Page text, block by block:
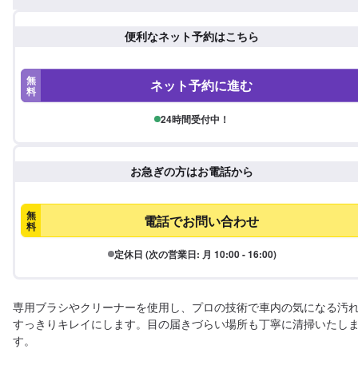
便利なネット予約はこちら
無
料 ネット予約に進む
24時間受付中！
お急ぎの方はお電話から
無
料 電話でお問い合わせ
定休日 (次の営業日: 月 10:00 - 16:00)
専用ブラシやクリーナーを使用し、プロの技術で車内の気になる汚
すっきりキレイにします。目の届きづらい場所も丁寧に清掃いたし
す。